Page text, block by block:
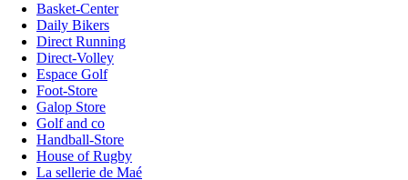
Basket-Center
Daily Bikers
Direct Running
Direct-Volley
Espace Golf
Foot-Store
Galop Store
Golf and co
Handball-Store
House of Rugby
La sellerie de Maé